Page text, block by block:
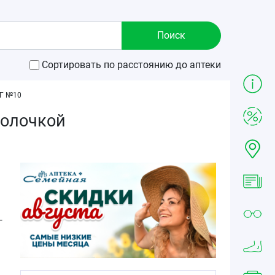
Сортировать по расстоянию до аптеки
№10